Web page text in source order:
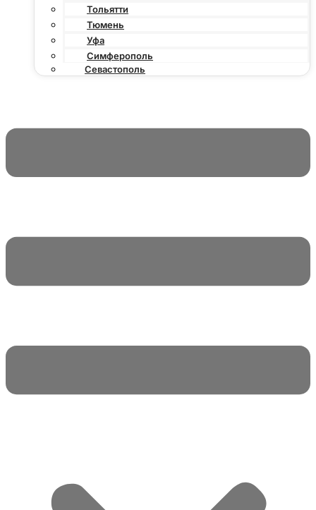
Тольятти
Тюмень
Уфа
Симферополь
Севастополь